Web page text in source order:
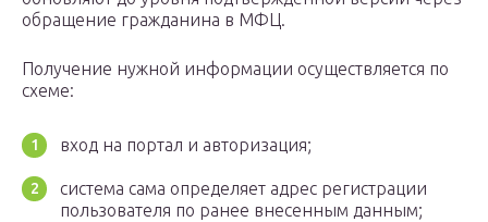
обращение гражданина в МФЦ.
Получение нужной информации осуществляется по
схеме:
вход на портал и авторизация;
система сама определяет адрес регистрации
пользователя по ранее внесенным данным;